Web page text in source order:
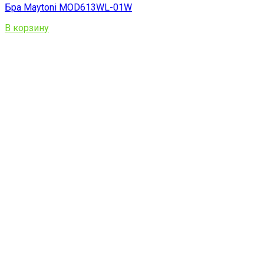
Бра Maytoni MOD613WL-01W
В корзину